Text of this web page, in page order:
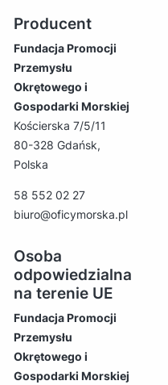
Producent
Fundacja Promocji
Przemysłu
Okrętowego i
Gospodarki Morskiej
Kościerska 7/5/11
80-328 Gdańsk,
Polska
58 552 02 27
biuro@oficymorska.pl
Osoba
odpowiedzialna
na terenie UE
Fundacja Promocji
Przemysłu
Okrętowego i
Gospodarki Morskiej